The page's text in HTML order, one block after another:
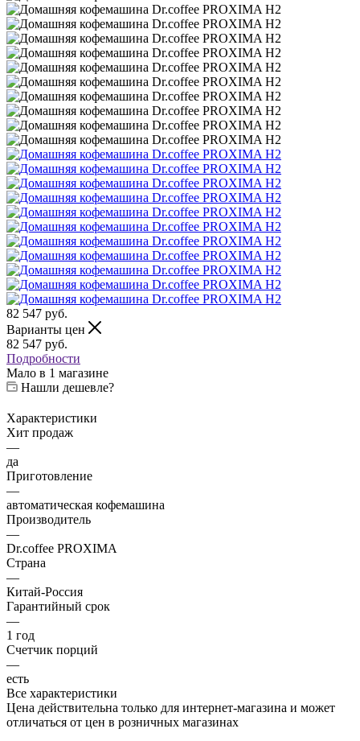
82 547 руб.
Варианты цен
82 547 руб.
Подробности
Мало в 1 магазине
Нашли дешевле?
Характеристики
Хит продаж
—
да
Приготовление
—
автоматическая кофемашина
Производитель
—
Dr.coffee PROXIMA
Страна
—
Китай-Россия
Гарантийный срок
—
1 год
Счетчик порций
—
есть
Все характеристики
Цена действительна только для интернет-магазина и может
отличаться от цен в розничных магазинах